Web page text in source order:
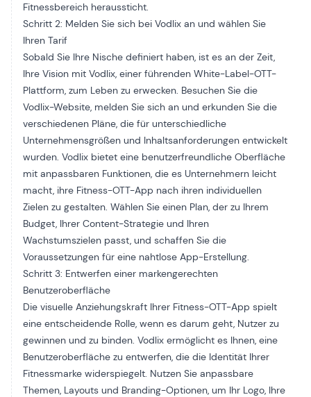
Fitnessbereich heraussticht.
Schritt 2: Melden Sie sich bei Vodlix an und wählen Sie
Ihren Tarif
Sobald Sie Ihre Nische definiert haben, ist es an der Zeit,
Ihre Vision mit Vodlix, einer führenden White-Label-OTT-
Plattform, zum Leben zu erwecken. Besuchen Sie die
Vodlix-Website, melden Sie sich an und erkunden Sie die
verschiedenen Pläne, die für unterschiedliche
Unternehmensgrößen und Inhaltsanforderungen entwickelt
wurden. Vodlix bietet eine benutzerfreundliche Oberfläche
mit anpassbaren Funktionen, die es Unternehmern leicht
macht, ihre Fitness-OTT-App nach ihren individuellen
Zielen zu gestalten. Wählen Sie einen Plan, der zu Ihrem
Budget, Ihrer Content-Strategie und Ihren
Wachstumszielen passt, und schaffen Sie die
Voraussetzungen für eine nahtlose App-Erstellung.
Schritt 3: Entwerfen einer markengerechten
Benutzeroberfläche
Die visuelle Anziehungskraft Ihrer Fitness-OTT-App spielt
eine entscheidende Rolle, wenn es darum geht, Nutzer zu
gewinnen und zu binden. Vodlix ermöglicht es Ihnen, eine
Benutzeroberfläche zu entwerfen, die die Identität Ihrer
Fitnessmarke widerspiegelt. Nutzen Sie anpassbare
Themen, Layouts und Branding-Optionen, um Ihr Logo, Ihre